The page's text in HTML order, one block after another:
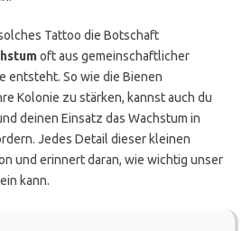
Tattoo die Botschaft
oft aus gemeinschaftlicher
entsteht. So wie die Bienen
Kolonie zu stärken, kannst auch du
deinen Einsatz das Wachstum in
Jedes Detail dieser kleinen
und erinnert daran, wie wichtig unser
kann.